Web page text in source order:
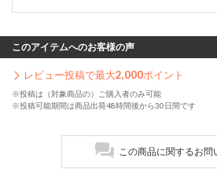
このアイテムへのお客様の声
レビュー投稿で最大2,000ポイント
※投稿は（対象商品の）ご購入者のみ可能
※投稿可能期間は商品出荷48時間後から30日間です
この商品に関するお問